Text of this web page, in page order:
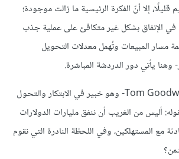
إلا أنّ الفكرة الرئيسية ما زالت موجودة؛
الإنفاق بشكل غير متكافئ على عملية جذب
مسار المبيعات وتُهمل معدلات التحويل
يأتي دور الدردشة المباشرة.
وأعاد توم جودوين Tom Goodwin- وهو خبير في الابتكار والتحول
أليس من الغريب أن ننفق مليارات الدولارات
مع المستهلكين، وفي اللحظة النادرة التي نقوم